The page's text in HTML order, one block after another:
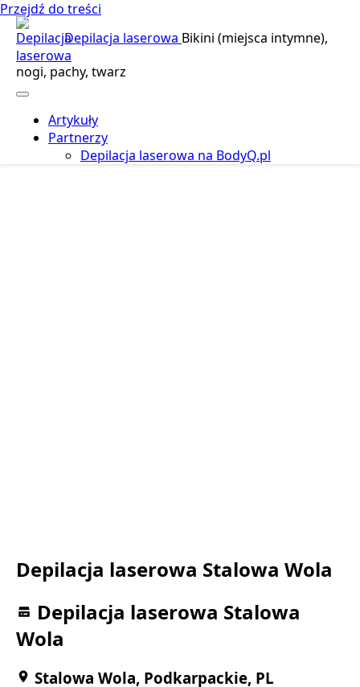
Przejdź do treści
Depilacja laserowa Bikini (miejsca intymne),
nogi, pachy, twarz
Artykuły
Partnerzy
Depilacja laserowa na BodyQ.pl
Depilacja laserowa Stalowa Wola
Depilacja laserowa Stalowa
Wola
Stalowa Wola, Podkarpackie, PL